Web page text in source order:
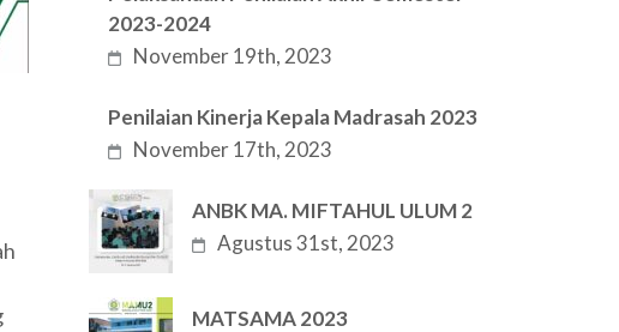
2023-2024
November 19th, 2023
Penilaian Kinerja Kepala Madrasah 2023
November 17th, 2023
ANBK MA. MIFTAHUL ULUM 2
Agustus 31st, 2023
MATSAMA 2023